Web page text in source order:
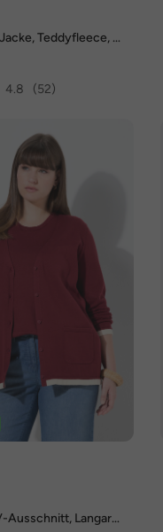
Teddyfleece, 2-
4.8
(52)
Ausschnitt, Langarm,